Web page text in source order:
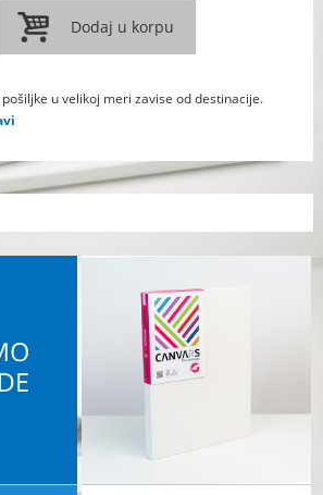
u velikoj meri zavise od destinacije.